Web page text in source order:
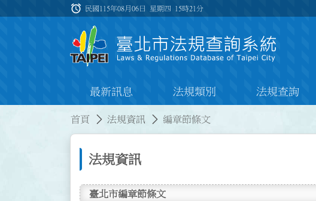
:::
alarm 民國115年08月06日 星期四 15時21分
最新訊息 法規類別 法規查詢
首頁 法規資訊 編章節條文
法規資訊
臺北市編章節條文